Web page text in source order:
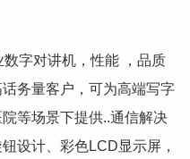
字对讲机，性能 ，品质
务量客户，可为高端写字
等场景下提供..通信解决
设计、彩色LCD显示屏，